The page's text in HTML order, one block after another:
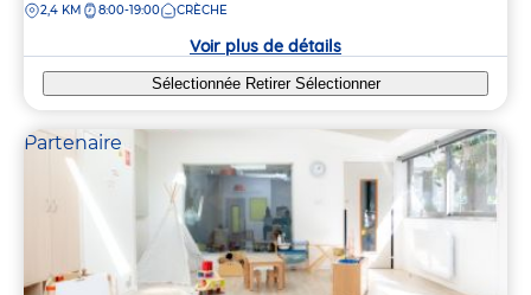
la
DISTANCE
2,4 KM 8:00-19:00 CRÈCHE
Voir plus de détails
Sélectionnée Retirer Sélectionner
Partenaire